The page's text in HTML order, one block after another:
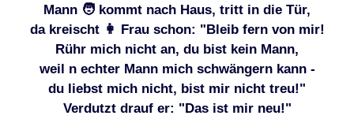
Mann 🧑 kommt nach Haus, tritt in die Tür,
da kreischt 👩 Frau schon: "Bleib fern von mir!
Rühr mich nicht an, du bist kein Mann,
weil n echter Mann mich schwängern kann -
du liebst mich nicht, bist mir nicht treu!"
Verdutzt drauf er: "Das ist mir neu!"